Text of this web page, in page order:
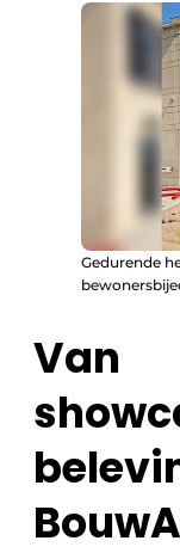
Gedurende
Van